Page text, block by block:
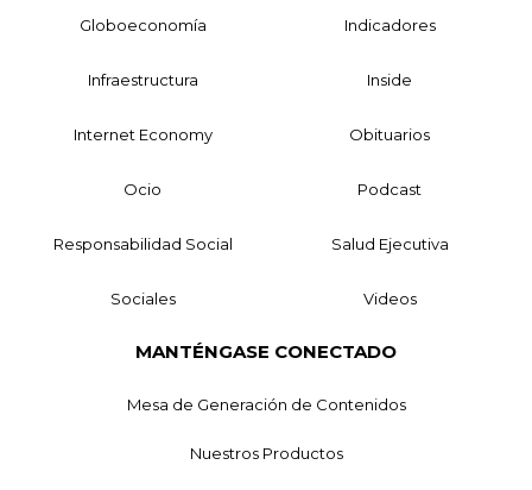
Globoeconomía Indicadores
Infraestructura Inside
Internet Economy Obituarios
Ocio Podcast
Responsabilidad Social Salud Ejecutiva
Sociales Videos
MANTÉNGASE CONECTADO
Mesa de Generación de Contenidos
Nuestros Productos